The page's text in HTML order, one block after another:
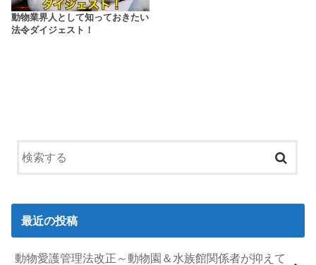
動物業界人として知っておきたい
法令ダイジェスト！
最近の投稿
動物愛護管理法改正～動物園＆水族館関係者が抑えて